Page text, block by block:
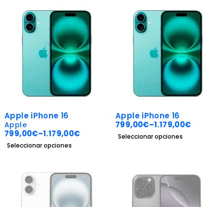
-40%
Apple iPhone 16
Apple
799,00€–1.179,00€
Seleccionar opciones
-40%
Apple iPhone 16
799,00€–1.179,00€
Seleccionar opciones